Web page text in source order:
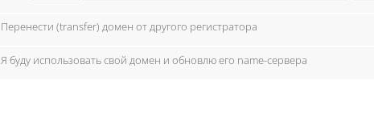
Перенести (transfer) домен от другого регистратора
Я буду использовать свой домен и обновлю его name-сервера